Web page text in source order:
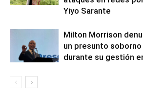
Yiyo Sarante
Milton Morrison
un presunto
durante su gestión